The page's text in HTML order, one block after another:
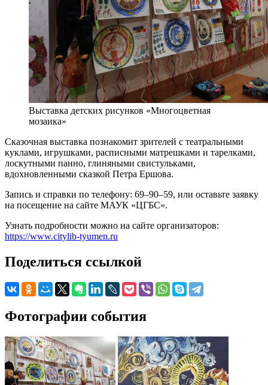
Выставка детских рисунков «Многоцветная
мозаика»
Сказочная выставка познакомит зрителей с театральными
куклами, игрушками, расписными матрешками и тарелками,
лоскутными панно, глиняными свистульками,
вдохновленными сказкой Петра Ершова.
Запись и справки по телефону: 69–90–59, или оставьте заявку
на посещение на сайте МАУК «ЦГБС».
Узнать подробности можно на сайте организаторов:
https://www.citylib-tyumen.ru
Поделиться ссылкой
Фотографии события